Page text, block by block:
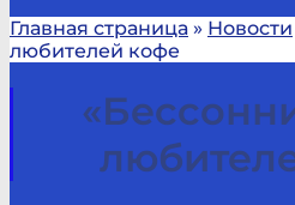
Главная страница » Новости
любителей кофе